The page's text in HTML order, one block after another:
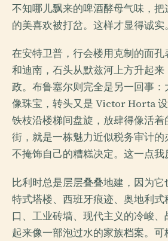
不知哪儿飘来的啤酒酵母气味，
的美喜欢被打岔。这样才显得诚实。
在安特卫普，行会楼用克制的面
和迪南，石头从默兹河上方升起
政。布鲁塞尔则完全是另一回事
像珠宝，转头又是 Victor Horta 设
铁枝沿楼梯间盘旋，放肆得像活
街，就是一栋魅力近似税务审计
不掩饰自己的糟糕决定。这一点我
比利时总是层层叠叠地建，因为
特式塔楼、西班牙痕迹、奥地利式
口、工业砖墙、现代主义的冷峻
起来像一部泡过水的家族档案。